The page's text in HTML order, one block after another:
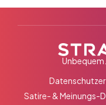
Satire- & Meinungs-